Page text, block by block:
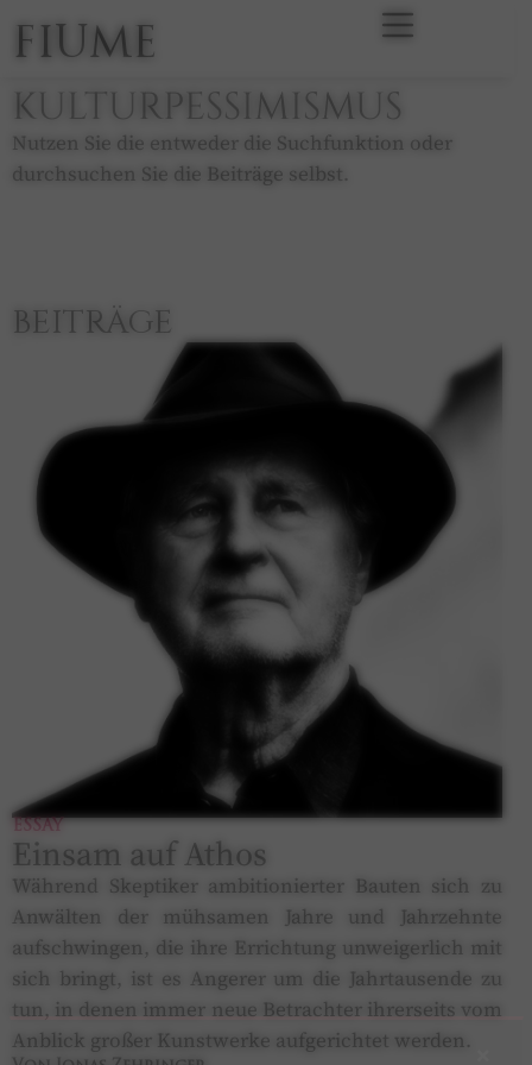
FIUME
KULTURPESSIMISMUS
Nutzen Sie die entweder die Suchfunktion oder
durchsuchen Sie die Beiträge selbst.
BEITRÄGE
ESSAY
Einsam auf Athos
Während Skeptiker ambitionierter Bauten sich zu
Anwälten der mühsamen Jahre und Jahrzehnte
aufschwingen, die ihre Errichtung unweigerlich mit
sich bringt, ist es Angerer um die Jahrtausende zu
tun, in denen immer neue Betrachter ihrerseits vom
Anblick großer Kunstwerke aufgerichtet werden.